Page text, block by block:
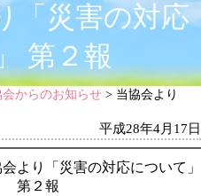
「災害の対応
第２報
会からのお知らせ > 当協会より
平成28年4月17日
「災害の対応について」